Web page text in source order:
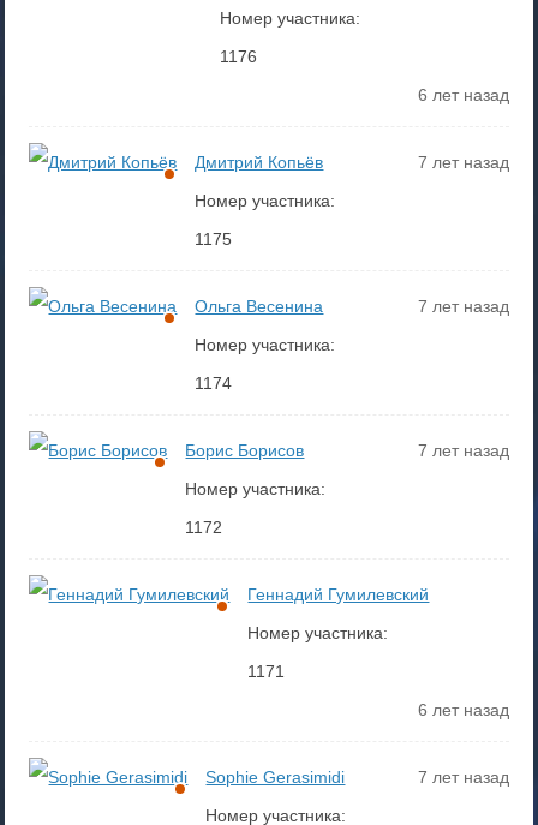
Номер участника:
1176
6 лет назад
Дмитрий Копьёв
Номер участника:
1175
7 лет назад
Ольга Весенина
Номер участника:
1174
7 лет назад
Борис Борисов
Номер участника:
1172
7 лет назад
Геннадий Гумилевский
Номер участника:
1171
6 лет назад
Sophie Gerasimidi
Номер участника:
7 лет назад